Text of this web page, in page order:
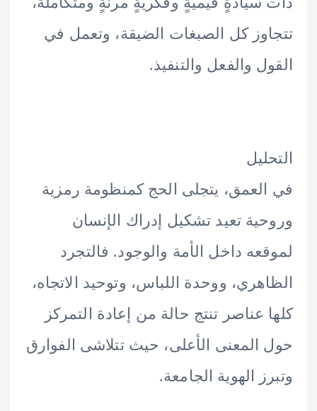
كل الصبغات الضيقة، وتعمل في
والفعل والتنفيذ.
يتجلى الحج كمنظومة رمزية
تعيد تشكيل إدراك الإنسان
داخل الأمة والوجود. فالتجرد
ووحدة اللباس، وتوحيد الاتجاه،
عناصر تنتج حالة من إعادة التمركز
الأعلى، حيث تتلاشى الفوارق
الهوية الجامعة.